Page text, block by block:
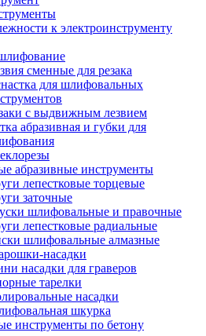
к электроинструменту
сменные для резака
для шлифовальных
с выдвижным лезвием
абразивная и губки для
абразивные инструменты
лепестковые торцевые
заточные
шлифовальные и правочные
лепестковые радиальные
шлифовальные алмазные
насадки
насадки для граверов
тарелки
насадки
шкурка
инструменты по бетону